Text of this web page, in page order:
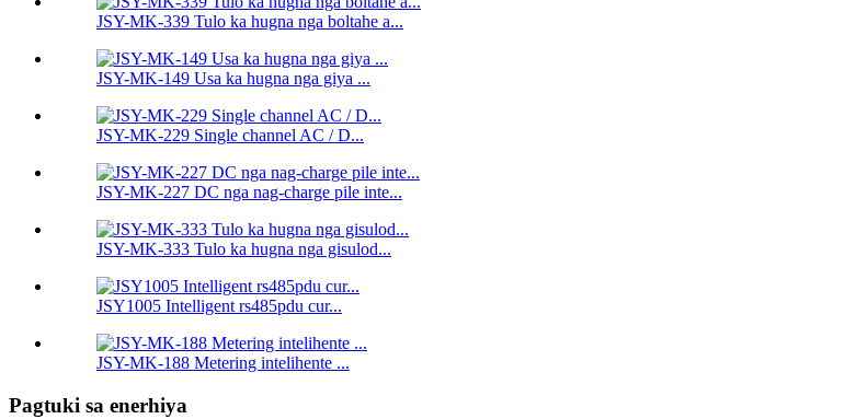
JSY-MK-339 Tulo ka hugna nga boltahe a...
JSY-MK-149 Usa ka hugna nga giya ...
JSY-MK-229 Single channel AC / D...
JSY-MK-227 DC nga nag-charge pile inte...
JSY-MK-333 Tulo ka hugna nga gisulod...
JSY1005 Intelligent rs485pdu cur...
JSY-MK-188 Metering intelihente ...
Pagtuki sa enerhiya